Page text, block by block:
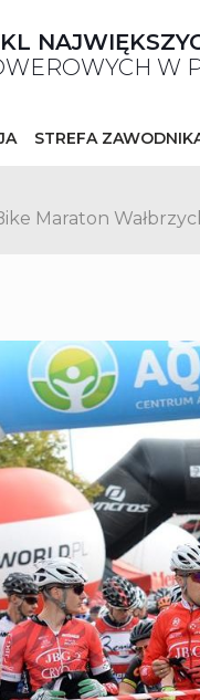
W
STREFA
Maraton